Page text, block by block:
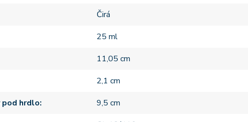
Čirá
25 ml
11,05 cm
2,1 cm
pod hrdlo
9,5 cm